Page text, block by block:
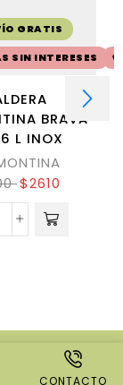
GRATIS
SIN INTERESES
BRAVA
L INOX
$2610
ELITE
CONTACTO